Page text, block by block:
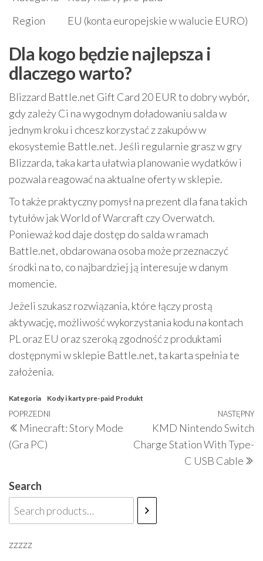
Region
EU (konta europejskie w walucie EURO)
Dla kogo będzie najlepsza i
dlaczego warto?
Blizzard Battle.net Gift Card 20 EUR to dobry wybór,
gdy zależy Ci na wygodnym doładowaniu salda w
jednym kroku i chcesz korzystać z zakupów w
ekosystemie Battle.net. Jeśli regularnie grasz w gry
Blizzarda, taka karta ułatwia planowanie wydatków i
pozwala reagować na aktualne oferty w sklepie.
To także praktyczny pomysł na prezent dla fana takich
tytułów jak World of Warcraft czy Overwatch.
Ponieważ kod daje dostęp do salda w ramach
Battle.net, obdarowana osoba może przeznaczyć
środki na to, co najbardziej ją interesuje w danym
momencie.
Jeżeli szukasz rozwiązania, które łączy prostą
aktywację, możliwość wykorzystania kodu na kontach
PL oraz EU oraz szeroką zgodność z produktami
dostępnymi w sklepie Battle.net, ta karta spełnia te
założenia.
Kategoria Kody i karty pre-paid Produkt
Nawigacja
wpisu
Poprzedni
wpis
POPRZEDNI
Minecraft: Story Mode
(Gra PC)
NASTĘPNY
KMD Nintendo Switch
Charge Station With Type-
C USB Cable
Search
zzzzz